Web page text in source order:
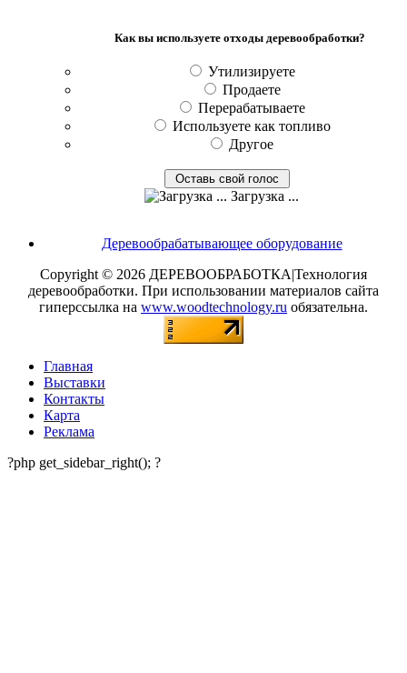
Как вы используете отходы деревообработки?
Утилизируете
Продаете
Перерабатываете
Используете как топливо
Другое
Загрузка ...
Деревообрабатывающее оборудование
Copyright © 2026 ДЕРЕВООБРАБОТКА|Технология
деревообработки. При использовании материалов сайта
гиперссылка на www.woodtechnology.ru обязательна.
Главная
Выставки
Контакты
Карта
Реклама
?php get_sidebar_right(); ?